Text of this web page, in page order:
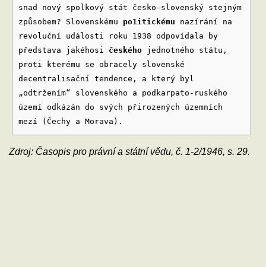
snad nový spolkový stát česko-slovenský stejným
způsobem? Slovenskému po1itickému nazírání na
revoluční události roku 1938 odpovídala by
představa jakéhosi českého jednotného státu,
proti kterému se obracely slovenské
decentralisační tendence, a který byl
„odtržením“ slovenského a podkarpato-ruského
území odkázán do svých přirozených územních
mezí (Čechy a Morava).
Zdroj: Časopis pro právní a státní vědu, č. 1-2/1946, s. 29.